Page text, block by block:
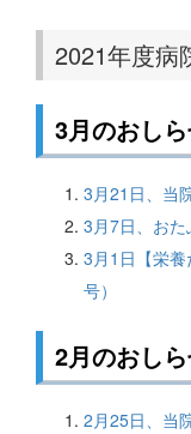
2021年度病
3月のおしら
3月21日、当
3月7日、お
3月1日【栄
号）
2月のおしら
2月25日、当